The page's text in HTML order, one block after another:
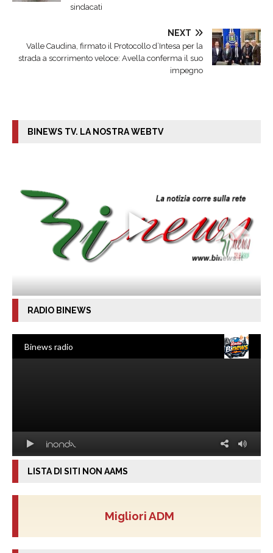
sindacati
NEXT
Valle Caudina, firmato il Protocollo d’Intesa per la
strada a scorrimento veloce: Avella conferma il suo
impegno
BINEWS TV. LA NOSTRA WEBTV
RADIO BINEWS
LISTA DI SITI NON AAMS
Migliori ADM